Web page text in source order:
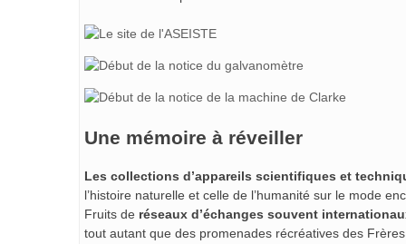
Une mémoire à réveiller
Les collections d’appareils scientifiques et
l’histoire naturelle et celle de l’humanité sur le mode
Fruits de réseaux d’échanges souvent
tout autant que des promenades récréatives des